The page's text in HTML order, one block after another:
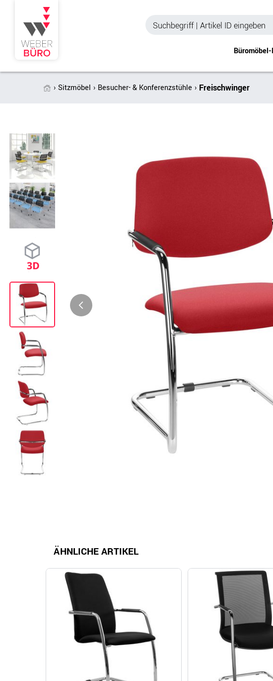
Raum in Raum-Systeme
Tischtrennwände
Akustik Deckensegel &
Wandpaneele
Regalschränke
Büromöbel-Sets
Einzelarbeitsplätze
Chefbüros
Gruppenarbeitsplätze
Sitzmöbel Besucher- & Konferenzstühle Freischwinger
ÄHNLICHE ARTIKEL